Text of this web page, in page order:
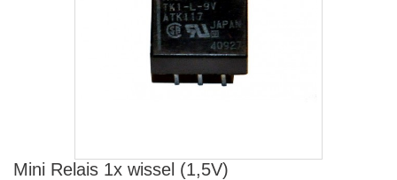
Mini Relais 1x wissel (1,5V)